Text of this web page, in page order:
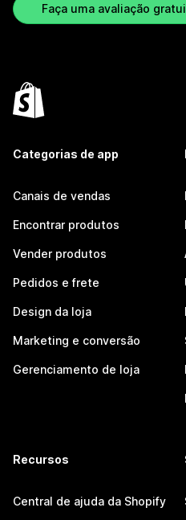
Faça uma avaliação
Categorias de app
Canais de vendas
Encontrar produtos
Vender produtos
Pedidos e frete
Design da loja
Marketing e conversão
Gerenciamento de loja
Recursos
Central de ajuda da Shopify